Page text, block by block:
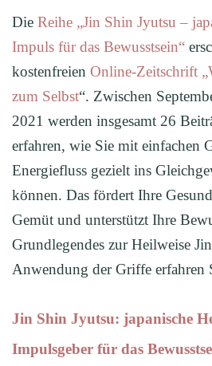
Die Reihe „Jin Shin Jyutsu –
Impuls für das Bewusstsein“
kostenfreien Online-Zeitschrift
zum Selbst“. Zwischen
2021 werden insgesamt 26
erfahren, wie Sie mit einfachen
Energiefluss gezielt ins
können. Das fördert Ihre
Gemüt und unterstützt Ihre
Grundlegendes zur Heilweise
Anwendung der Griffe erfahren
Jin Shin Jyutsu: japanische
Impulsgeber für das